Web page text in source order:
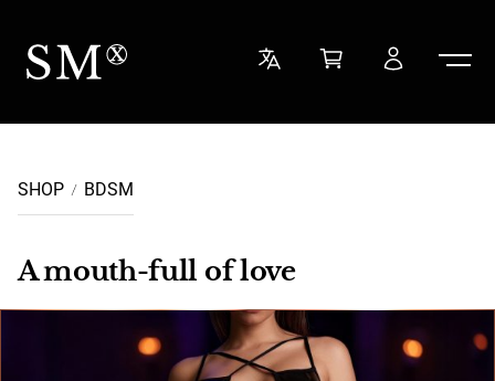
Sensual Minded
SHOP BDSM
A mouth-full of love